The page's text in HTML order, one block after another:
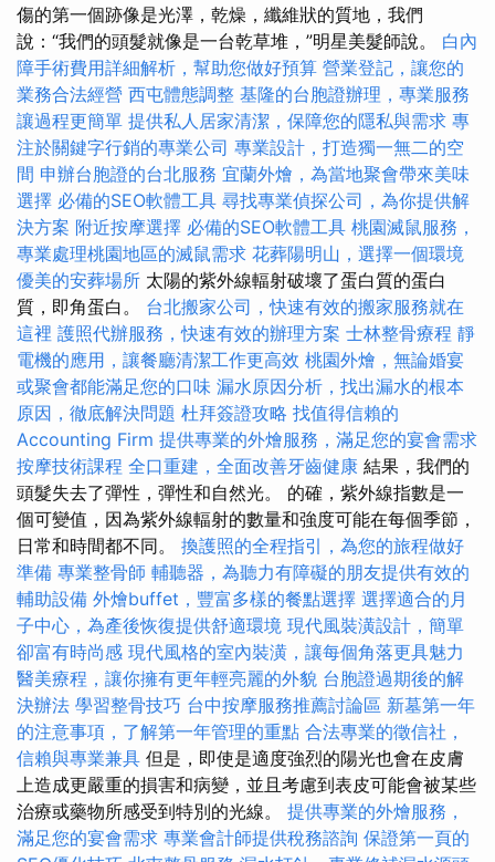
傷的第一個跡像是光澤，乾燥，纖維狀的質地，我們
說：“我們的頭髮就像是一台乾草堆，”明星美髮師說。 白內
障手術費用詳細解析，幫助您做好預算 營業登記，讓您的
業務合法經營 西屯體態調整 基隆的台胞證辦理，專業服務
讓過程更簡單 提供私人居家清潔，保障您的隱私與需求 專
注於關鍵字行銷的專業公司 專業設計，打造獨一無二的空
間 申辦台胞證的台北服務 宜蘭外燴，為當地聚會帶來美味
選擇 必備的SEO軟體工具 尋找專業偵探公司，為你提供解
決方案 附近按摩選擇 必備的SEO軟體工具 桃園滅鼠服務，
專業處理桃園地區的滅鼠需求 花葬陽明山，選擇一個環境
優美的安葬場所 太陽的紫外線輻射破壞了蛋白質的蛋白
質，即角蛋白。 台北搬家公司，快速有效的搬家服務就在
這裡 護照代辦服務，快速有效的辦理方案 士林整骨療程 靜
電機的應用，讓餐廳清潔工作更高效 桃園外燴，無論婚宴
或聚會都能滿足您的口味 漏水原因分析，找出漏水的根本
原因，徹底解決問題 杜拜簽證攻略 找值得信賴的
Accounting Firm 提供專業的外燴服務，滿足您的宴會需求
按摩技術課程 全口重建，全面改善牙齒健康 結果，我們的
頭髮失去了彈性，彈性和自然光。 的確，紫外線指數是一
個可變值，因為紫外線輻射的數量和強度可能在每個季節，
日常和時間都不同。 換護照的全程指引，為您的旅程做好
準備 專業整骨師 輔聽器，為聽力有障礙的朋友提供有效的
輔助設備 外燴buffet，豐富多樣的餐點選擇 選擇適合的月
子中心，為產後恢復提供舒適環境 現代風裝潢設計，簡單
卻富有時尚感 現代風格的室內裝潢，讓每個角落更具魅力
醫美療程，讓你擁有更年輕亮麗的外貌 台胞證過期後的解
決辦法 學習整骨技巧 台中按摩服務推薦討論區 新墓第一年
的注意事項，了解第一年管理的重點 合法專業的徵信社，
信賴與專業兼具 但是，即使是適度強烈的陽光也會在皮膚
上造成更嚴重的損害和病變，並且考慮到表皮可能會被某些
治療或藥物所感受到特別的光線。 提供專業的外燴服務，
滿足您的宴會需求 專業會計師提供稅務諮詢 保證第一頁的